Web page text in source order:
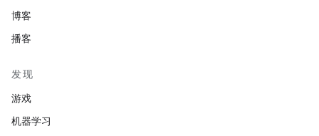
博客
播客
发现
游戏
机器学习